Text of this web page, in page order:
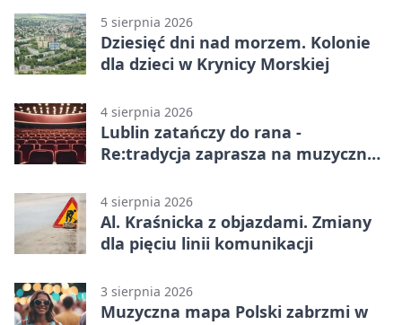
5 sierpnia 2026
Dziesięć dni nad morzem. Kolonie
dla dzieci w Krynicy Morskiej
4 sierpnia 2026
Lublin zatańczy do rana -
Re:tradycja zaprasza na muzyczną
4 sierpnia 2026
Al. Kraśnicka z objazdami. Zmiany
dla pięciu linii komunikacji
3 sierpnia 2026
Muzyczna mapa Polski zabrzmi w